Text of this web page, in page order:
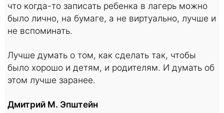
что когда-то записать ребенка в лагерь можно
было лично, на бумаге, а не виртуально, лучше и
не вспоминать.
Лучше думать о том, как сделать так, чтобы
было хорошо и детям, и родителям. И думать об
этом лучше заранее.
Дмитрий М. Эпштейн